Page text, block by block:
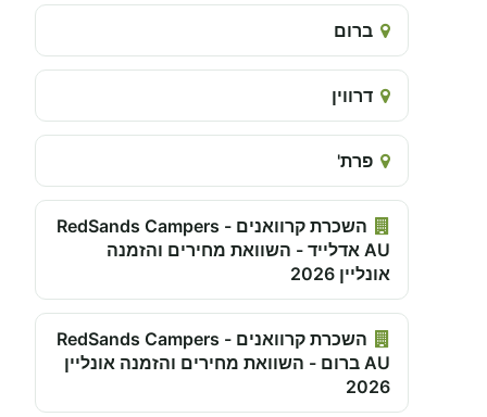
ברום
דרווין
פרת'
השכרת קרוואנים - RedSands Campers
AU אדלייד - השוואת מחירים והזמנה
אונליין 2026
השכרת קרוואנים - RedSands Campers
AU ברום - השוואת מחירים והזמנה אונליין
2026